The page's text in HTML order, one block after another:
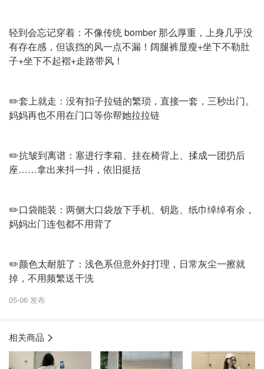
轻到会忘记穿着：不像传统 bomber 那么厚重，上身几乎没
有存在感，但该挡的风一点不漏！阔腿裤显瘦+坐下不勒肚
子+坐下不起褶+走路带风！
✏️套上就走：没有扣子拉链的繁琐，直接一套，三秒出门。
妈妈再也不用在门口等你帮她拉拉链
✏️抗皱到离谱：塞进行李箱、挂在椅背上、揉成一团扔后
座……拿出来抖一抖，依旧挺括
✏️口袋能装：两侧大口袋放下手机、钥匙、纸巾绰绰有余，
妈妈出门连包都不用背了
✏️颜色太耐脏了：浅色系但意外好打理，日常灰尘一擦就
掉，不用频繁送干洗
05-06 发布
相关商品